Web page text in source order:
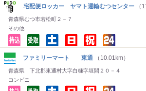
宅配便ロッカー ヤマト運輸むつセンター （
青森県むつ市若松町２－７
その他
ファミリーマート 東通 （10.01km）
青森県 下北郡東通村大字白糠字垣間２０－４
コンビニ